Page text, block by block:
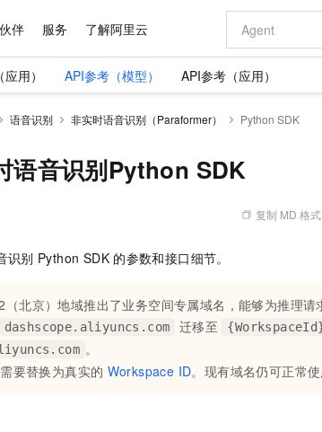
伙伴 服务 了解阿里云
用） API参考（模型） API参考（应用）
语音识别 非实时语音识别（Paraformer） Python SDK
语音识别Python SDK
复制 MD 格式
识别 Python SDK 的参数和接口细节。
（北京）地域推出了业务空间专属域名，能够为推理请
dashscope.aliyuncs.com 迁移至
。
需要替换为真实的 Workspace ID。现有域名仍可正常使
大模型
Kimi 最新旗舰模型，长程编程与推理利器
Deepseek-v4-pro
让文字生成
提供智能易用的域名与建站服务
人工智能平台 PAI 大模型
一站式AI开发、训练和推理服务
Qoder CN
基于千问大模型等，支持代码智能生成、研发智能问答
容器服务 Kubernetes 版 ACK
提供一站式管理容器应用的 K8s 服务
云原生数据
云原生的云
上传文档即自动完成翻译和格式还原
Hermes Agent，打造自进化智能体
自主进化，持久记忆，越用越聪明
Claude Code + GStack 打造工程团队
安装技能 GStack，拥有专属 AI 工程团队
轻松解锁专
低代码高效
新
AI 特惠
至高享 1亿+免费 tokens，加速 Al 应用落地
Token Plan 模型订阅计划 NEW
Qwen3.8-Max 首发尝鲜，限时加量 10 倍，夜间低至2折
千问办公，限时限量积分加倍 NEW
你的AI工作搭子，覆盖日常办公高频场景
万小智 AI 建站低至 15元/月
送.CN域名，送备案服务码
AI 场景体
从图文生成
AI 建站
0 代码专业建
AI助力短剧
价格计算器
自助选配和估算价格
价格优势
配置报
数据与 API
手机三要素
OCR 文字识别
发票查验
天气预报查询
快递物流查询
基础软件
全能环境
操作系统
WordPress
成为产品伙伴
产品生态伙伴
产品伙伴
Salesforce
计划
成为服务
企业增值服务
专家技术服务
企业成长
创新中心
阿里云认
健康状态
最佳实践
云上奥运之旅
看见新力量
金融模力时刻
客户案例
市场活动
魔搭
高校合作